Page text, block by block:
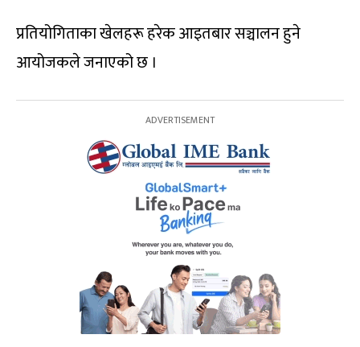
प्रतियोगिताका खेलहरू हरेक आइतबार सञ्चालन हुने
आयोजकले जनाएको छ ।